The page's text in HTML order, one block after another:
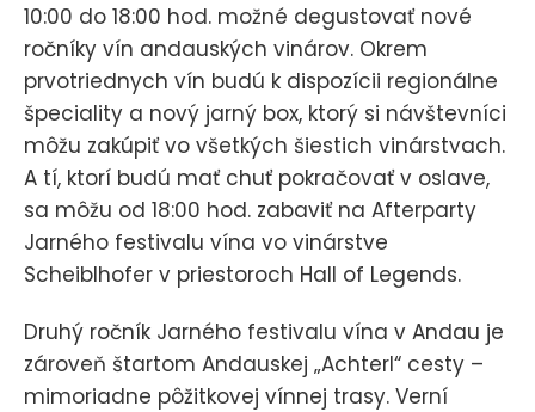
10:00 do 18:00 hod. možné degustovať nové
ročníky vín andauských vinárov. Okrem
prvotriednych vín budú k dispozícii regionálne
špeciality a nový jarný box, ktorý si návštevníci
môžu zakúpiť vo všetkých šiestich vinárstvach.
A tí, ktorí budú mať chuť pokračovať v oslave,
sa môžu od 18:00 hod. zabaviť na Afterparty
Jarného festivalu vína vo vinárstve
Scheiblhofer v priestoroch Hall of Legends.
Druhý ročník Jarného festivalu vína v Andau je
zároveň štartom Andauskej „Achterl“ cesty –
mimoriadne pôžitkovej vínnej trasy. Verní